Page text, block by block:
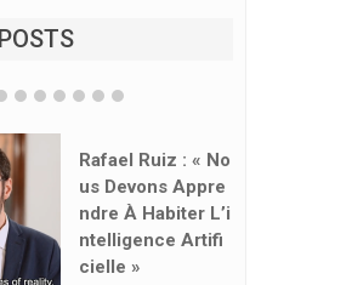
Us Devons Appre
Ndre À Habiter L’i
Ntelligence Artifi
Cielle »